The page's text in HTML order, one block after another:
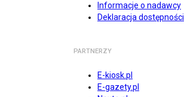
Informacje o nadawcy
Deklaracja dostępności
PARTNERZY
E-kiosk.pl
E-gazety.pl